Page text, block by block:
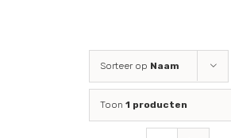
Sorteer op Naam
Toon 1 producten